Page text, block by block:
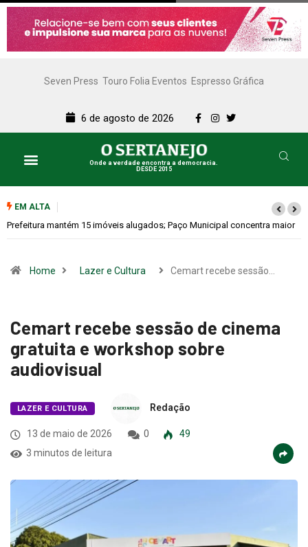
Seven Press Touro Folia Eventos Espresso Gráfica
6 de agosto de 2026
Onde a verdade encontra a democracia.
DESDE 2015
EM ALTA
Colina promove 1º Fórum de Turismo para discutir desenvolvimento
Home Lazer e Cultura Cemart recebe sessão…
Cemart recebe sessão de cinema
gratuita e workshop sobre
audiovisual
LAZER E CULTURA Redação
13 de maio de 2026 0
49
3 minutos de leitura